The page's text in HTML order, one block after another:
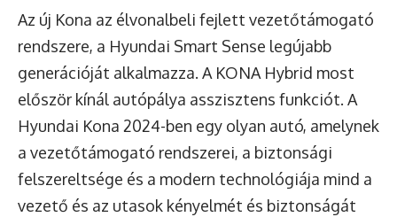
Az új Kona az élvonalbeli fejlett vezetőtámogató
rendszere, a Hyundai Smart Sense legújabb
generációját alkalmazza. A KONA Hybrid most
először kínál autópálya asszisztens funkciót. A
Hyundai Kona 2024-ben egy olyan autó, amelynek
a vezetőtámogató rendszerei, a biztonsági
felszereltsége és a modern technológiája mind a
vezető és az utasok kényelmét és biztonságát